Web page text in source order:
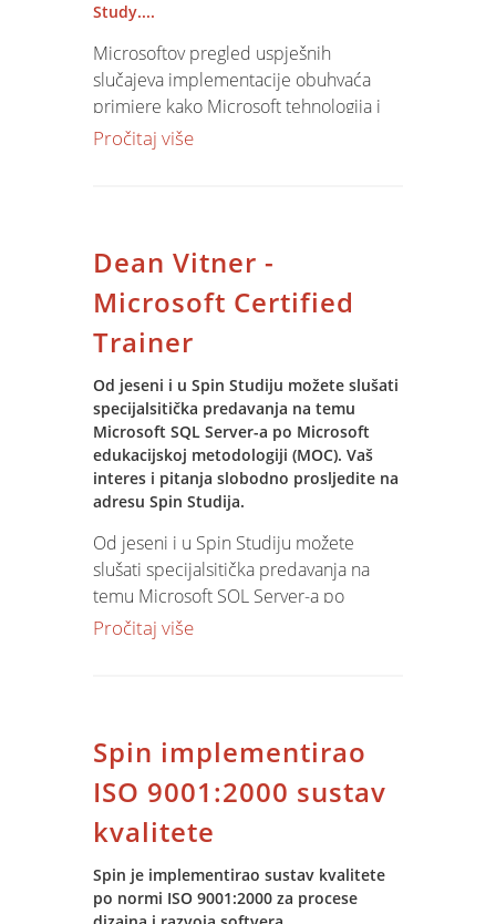
Study....
Microsoftov pregled uspješnih
slučajeva implementacije obuhvaća
primjere kako Microsoft tehnologija i
rješenja zasnovana na Microsoft
integrira široku paletu Microsoft
servera sa Jupiter Software poslovnim
rješenjem, koje je proizvod Spin
Informatice.
Pročitaj više
Dean Vitner -
Microsoft Certified
Trainer
Od jeseni i u Spin Studiju možete slušati
specijalsitička predavanja na temu
Microsoft SQL Server-a po Microsoft
edukacijskoj metodologiji (MOC). Vaš
interes i pitanja slobodno prosljedite na
adresu Spin Studija.
Od jeseni i u Spin Studiju možete
slušati specijalsitička predavanja na
temu Microsoft SQL Server-a po
Microsoft edukacijskoj metodologiji
Pročitaj više
Spin implementirao
ISO 9001:2000 sustav
kvalitete
Spin je implementirao sustav kvalitete
po normi ISO 9001:2000 za procese